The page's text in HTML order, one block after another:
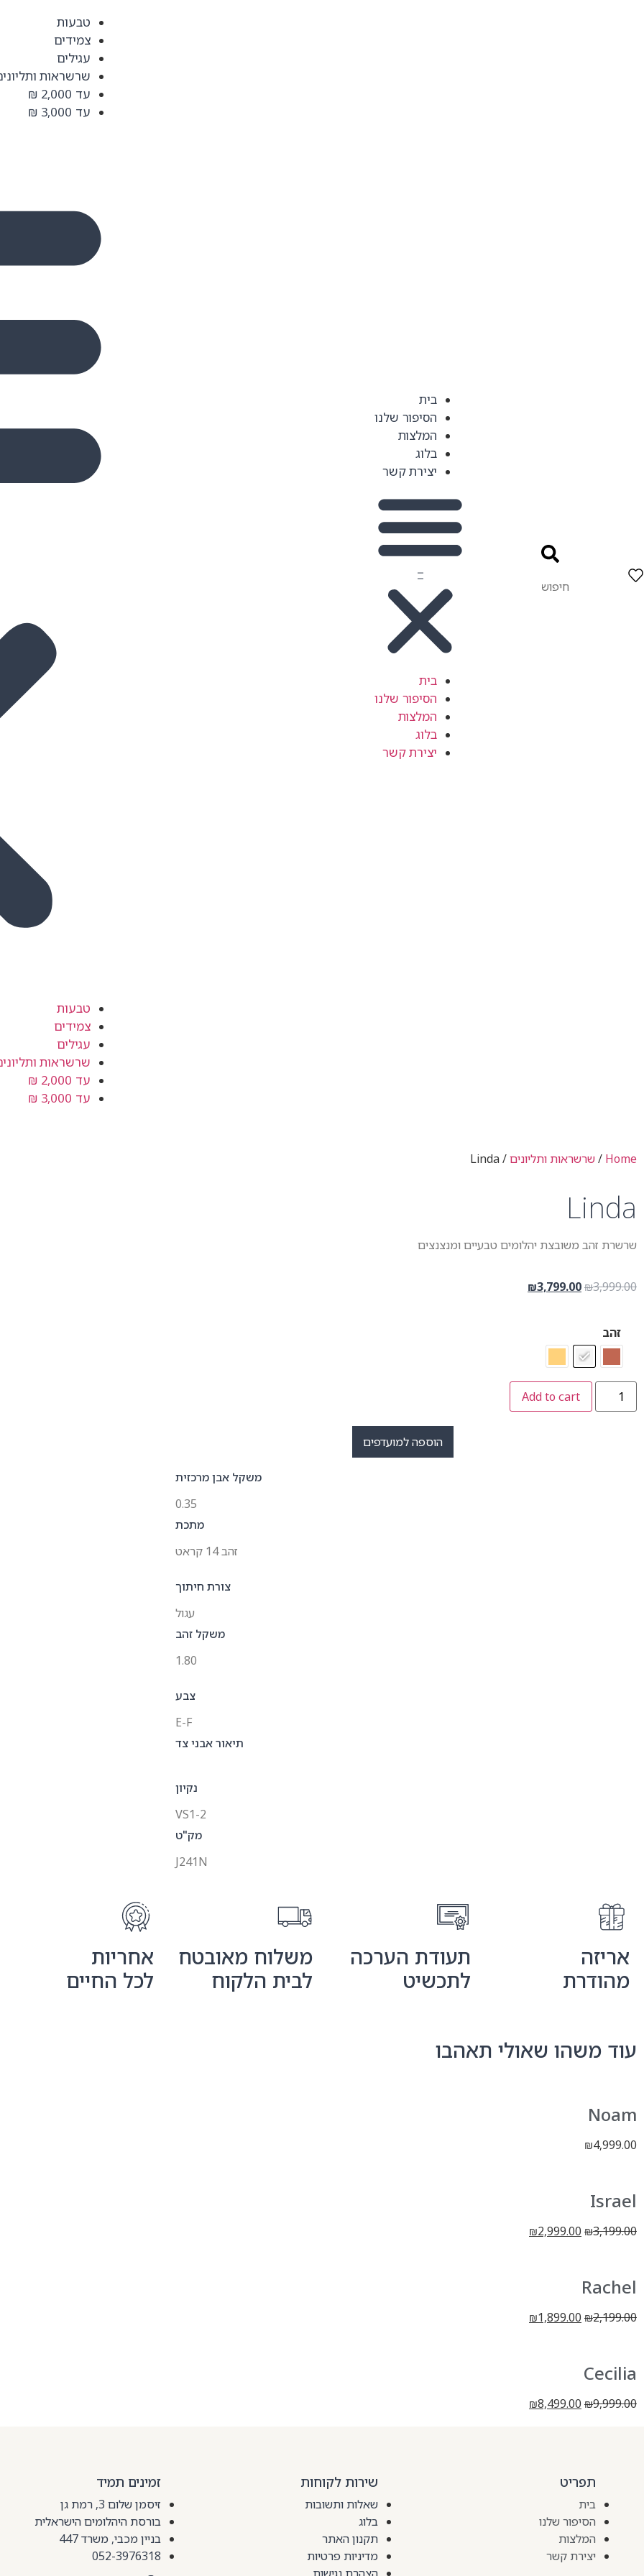
בית
הסיפור שלנו
המלצות
בלוג
יצירת קשר
בית
הסיפור שלנו
המלצות
בלוג
יצירת קשר
טבעות
צמידים
עגילים
שרשראות
עד 2,000 ₪
עד 3,000 ₪
טבעות
צמידים
עגילים
שרשראות
עד 2,000 ₪
עד 3,000 ₪
Home
/שרשראות ותליונים/ Linda
Linda
שרשרת זהב משובצת יהלומים טבעיים ומנצנצים
₪3,999.00
₪3,799.00
זהב
Add to cart
הוספה למועדפים
משקל אבן מרכזית
0.35
מתכת
זהב 14 קראט
צורת חיתוך
עגול
משקל זהב
1.80
צבע
E-F
תיאור אבני צד
נקיון
VS1-2
מק"ט
J241N
אריזה
מהודרת
תעודת הערכה
לתכשיט
משלוח מאובטח
לבית הלקוח
אחריות
לכל החיים
עוד משהו שאולי תאהבו
Noam
₪4,999.00
Israel
₪3,199.00
₪2,999.00
Rachel
₪2,199.00
₪1,899.00
Cecilia
₪9,999.00
₪8,499.00
תפריט
בית
הסיפור שלנו
המלצות
יצירת קשר
שירות לקוחות
שאלות ותשובות
בלוג
תקנון האתר
מדיניות פרטיות
הצהרת נגישות
זמינים תמיד
זיסמן שלום 3, רמת גן
בורסת היהלומים הישראלית
בניין מכבי, משרד 447
052-3976318